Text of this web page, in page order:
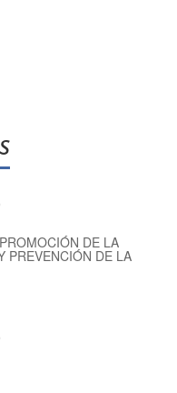
DE LA
PREVENCIÓN DE LA